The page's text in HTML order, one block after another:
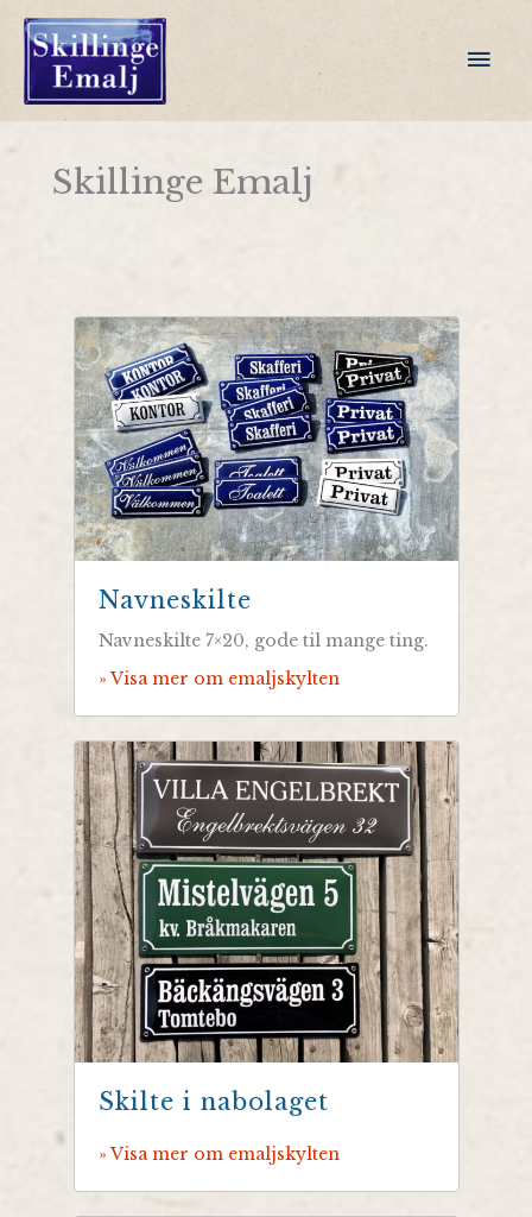
Gå
indholdet
Skillinge Emalj
Navneskilte
Navneskilte 7×20, gode til mange ting.
» Visa mer om emaljskylten
Skilte i nabolaget
» Visa mer om emaljskylten